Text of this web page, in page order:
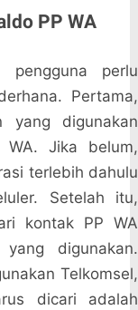
PP WA
perlu
Pertama,
yang digunakan
Jika belum,
terlebih dahulu
Setelah itu,
kontak PP WA
digunakan.
Telkomsel,
dicari adalah